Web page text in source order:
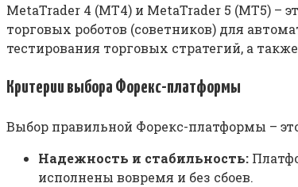
MetaTrader 4 (MT4) и MetaTrader 5 (MT5)
торговых роботов (советников) для
тестирования торговых стратегий, а
Критерии выбора Форекс-платформы
Выбор правильной Форекс-платформы –
Надежность и стабильность:
исполнены вовремя и без сбоев.